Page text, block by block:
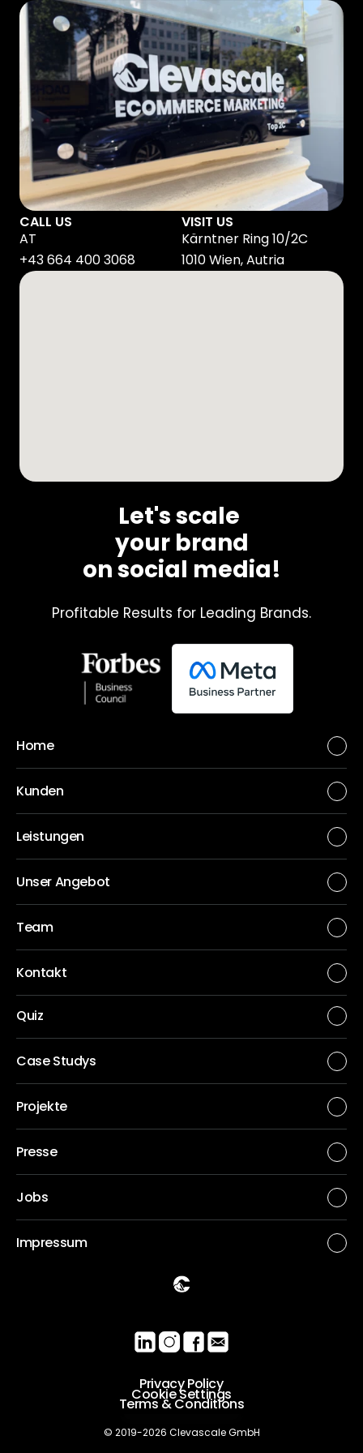
LET'S WORK
TOGETHER
CALL US
AT
+43 664 400 3068
VISIT US
Kärntner Ring 10/2C
1010 Wien, Autria
Let's scale
your brand
on social media!
Profitable Results for Leading Brands.
Home
Team
Kunden
Leistungen
Unser Angebot
Kontakt
Projekte
Presse
Case Studys
Quiz
Jobs
Impressum
© 2019-2026 Clevascale GmbH
Privacy Policy
Cookie Settings
Terms & Conditions